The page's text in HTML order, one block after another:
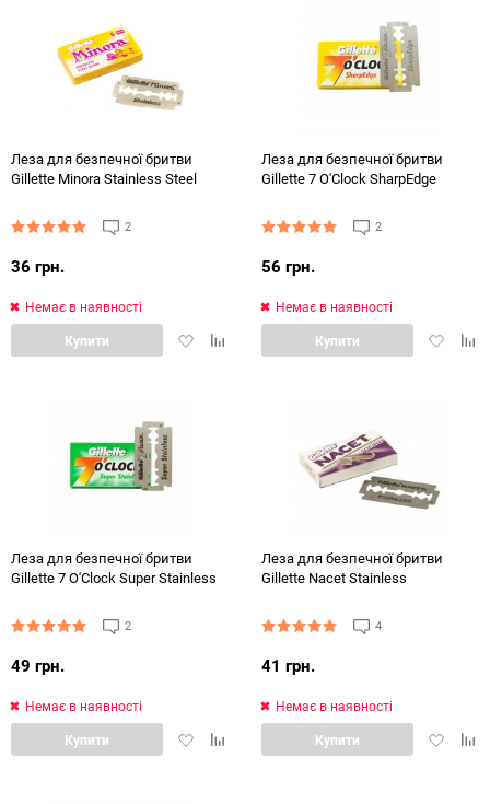
Леза для безпечної бритви
Gillette Minora Stainless Steel
2
36 грн.
Немає в наявності
ДодатиДодати
Купити
Леза для безпечної бритви
Gillette 7 O'Clock SharpEdge
2
56 грн.
Немає в наявності
Додати
Купити
Леза для безпечної бритви
Gillette 7 O'Clock Super Stainless
2
49 грн.
Немає в наявності
ДодатиДодати
Купити
Леза для безпечної бритви
Gillette Nacet Stainless
4
41 грн.
Немає в наявності
Додати
Купити